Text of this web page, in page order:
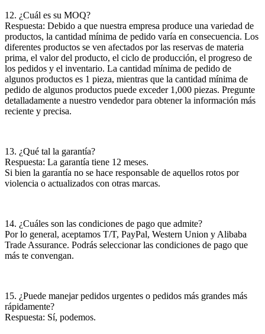
12. ¿Cuál es su MOQ?
Respuesta: Debido a que nuestra empresa produce una variedad de
productos, la cantidad mínima de pedido varía en consecuencia. Los
diferentes productos se ven afectados por las reservas de materia
prima, el valor del producto, el ciclo de producción, el progreso de
los pedidos y el inventario. La cantidad mínima de pedido de
algunos productos es 1 pieza, mientras que la cantidad mínima de
pedido de algunos productos puede exceder 1,000 piezas. Pregunte
detalladamente a nuestro vendedor para obtener la información más
reciente y precisa.
13. ¿Qué tal la garantía?
Respuesta: La garantía tiene 12 meses.
Si bien la garantía no se hace responsable de aquellos rotos por
violencia o actualizados con otras marcas.
14. ¿Cuáles son las condiciones de pago que admite?
Por lo general, aceptamos T/T, PayPal, Western Union y Alibaba
Trade Assurance. Podrás seleccionar las condiciones de pago que
más te convengan.
15. ¿Puede manejar pedidos urgentes o pedidos más grandes más
rápidamente?
Respuesta: Sí, podemos.